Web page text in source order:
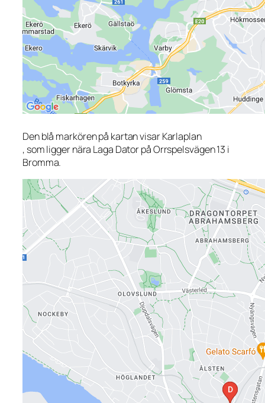
Den blå markören på kartan visar Karlaplan
, som ligger nära Laga Dator på Orrspelsvägen 13 i
Bromma.